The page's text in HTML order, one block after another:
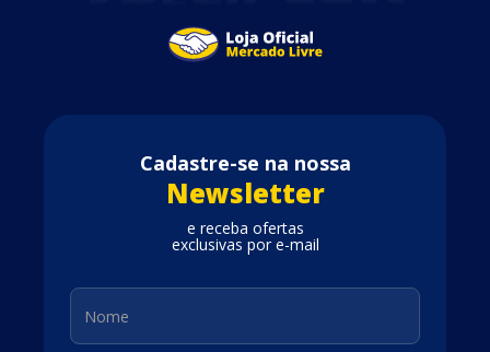
Cadastre-se na nossa
Newsletter
e receba ofertas
exclusivas por e-mail